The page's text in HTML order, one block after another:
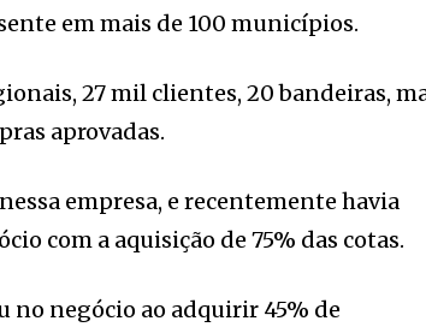
em mais de 100 municípios.
27 mil clientes, 20 bandeiras,
aprovadas.
empresa, e recentemente havia
com a aquisição de 75% das cotas.
no negócio ao adquirir 45% de